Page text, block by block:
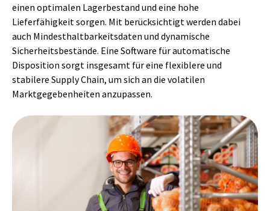
einen optimalen Lagerbestand und eine hohe
Lieferfähigkeit sorgen. Mit berücksichtigt werden dabei
auch Mindesthaltbarkeitsdaten und dynamische
Sicherheitsbestände. Eine Software für automatische
Disposition sorgt insgesamt für eine flexiblere und
stabilere Supply Chain, um sich an die volatilen
Marktgegebenheiten anzupassen.